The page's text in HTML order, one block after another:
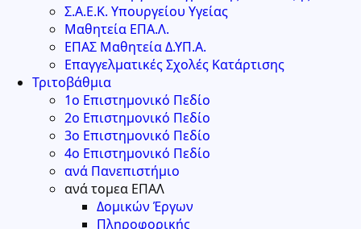
Σ.Α.Ε.Κ. Υπουργείου Υγείας
Μαθητεία ΕΠΑ.Λ.
ΕΠΑΣ Μαθητεία Δ.ΥΠ.Α.
Επαγγελματικές Σχολές Κατάρτισης
Τριτοβάθμια
1ο Επιστημονικό Πεδίο
2ο Επιστημονικό Πεδίο
3ο Επιστημονικό Πεδίο
4ο Επιστημονικό Πεδίο
ανά Πανεπιστήμιο
ανά τομεα ΕΠΑΛ
Δομικών Έργων
Πληροφορικής